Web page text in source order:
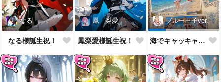
なる
なる様誕生祝！
鳳 梨愛
鳳梨愛様誕生祝！
ブルー王子ver.
海でキャッキャウフフするやつ第2弾